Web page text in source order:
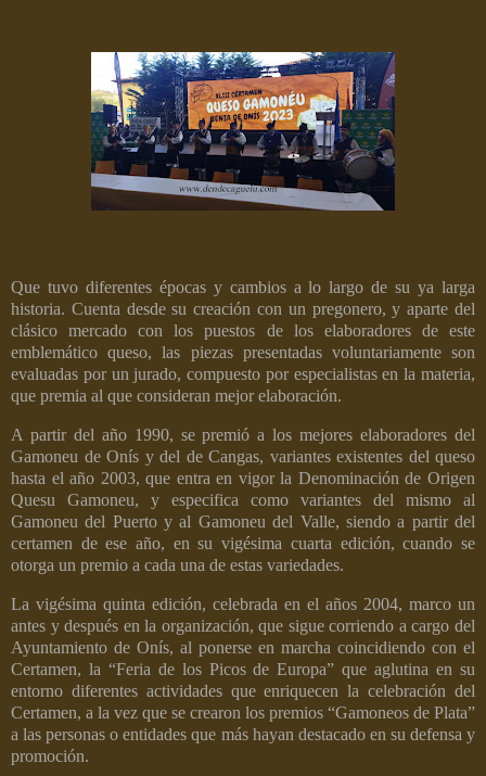
Que tuvo diferentes épocas y cambios a lo largo de su ya larga
historia. Cuenta desde su creación con un pregonero, y aparte del
clásico mercado con los puestos de los elaboradores de este
emblemático queso, las piezas presentadas voluntariamente son
evaluadas por un jurado, compuesto por especialistas en la materia,
que premia al que consideran mejor elaboración.
A partir del año 1990, se premió a los mejores elaboradores del
Gamoneu de Onís y del de Cangas, variantes existentes del queso
hasta el año 2003, que entra en vigor la Denominación de Origen
Quesu Gamoneu, y especifica como variantes del mismo al
Gamoneu del Puerto y al Gamoneu del Valle, siendo a partir del
certamen de ese año, en su vigésima cuarta edición, cuando se
otorga un premio a cada una de estas variedades.
La vigésima quinta edición, celebrada en el años 2004, marco un
antes y después en la organización, que sigue corriendo a cargo del
Ayuntamiento de Onís, al ponerse en marcha coincidiendo con el
Certamen, la “Feria de los Picos de Europa” que aglutina en su
entorno diferentes actividades que enriquecen la celebración del
Certamen, a la vez que se crearon los premios “Gamoneos de Plata”
a las personas o entidades que más hayan destacado en su defensa y
promoción.